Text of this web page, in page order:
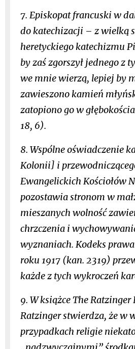
7. Episkopat francuski w
do katechizacji – z wielką
heretyckiego katechizmu
by zaś zgorszył jednego z
we mnie wierzą, lepiej by
zawieszono kamień
zatopiono go w
18, 6).
8. Wspólne oświadczenie
Kolonii] i
Ewangelickich Kościołów
pozostawia stronom w
mieszanych wolność
chrzczenia i
wyznaniach. Kodeks
roku 1917 (kan. 2319)
każde z tych wykroczeń
9. W książceThe Ratzinger
Ratzinger stwierdza, że w
przypadkach religie